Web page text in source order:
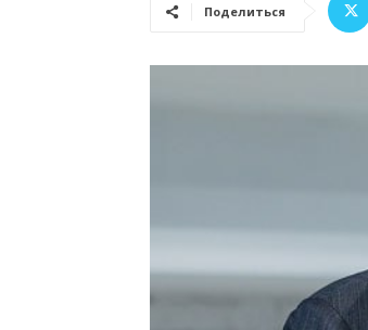
Поделиться